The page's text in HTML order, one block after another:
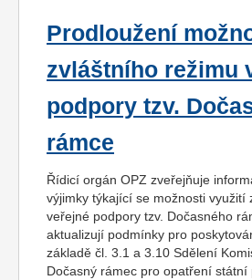
Prodloužení
zvláštního režimu
podpory tzv.
rámce
Řídicí orgán OPZ zveřejňuje
výjimky týkající se možnosti využití
veřejné podpory tzv. Dočasného
aktualizují podmínky pro
základě čl. 3.1 a 3.10 Sdělení
Dočasný rámec pro opatření státní